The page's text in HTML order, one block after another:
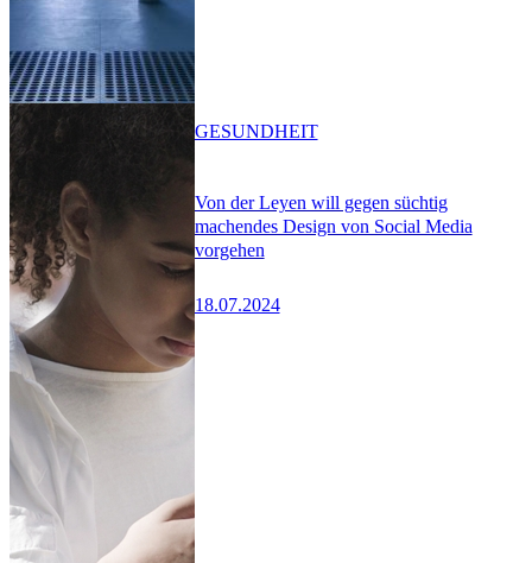
Von der Leyen will gegen süchtig
machendes Design von Social Media
vorgehen
18.07.2024
GESUNDHEIT